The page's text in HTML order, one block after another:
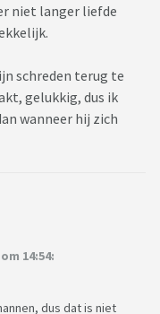
niet langer liefde
schreden terug te
gelukkig, dus ik
wanneer hij zich
14:54:
dus dat is niet